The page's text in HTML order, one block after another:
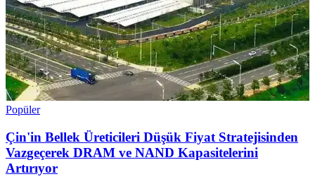
Popüler
Çin'in Bellek Üreticileri Düşük Fiyat Stratejisinden
Vazgeçerek DRAM ve NAND Kapasitelerini
Artırıyor